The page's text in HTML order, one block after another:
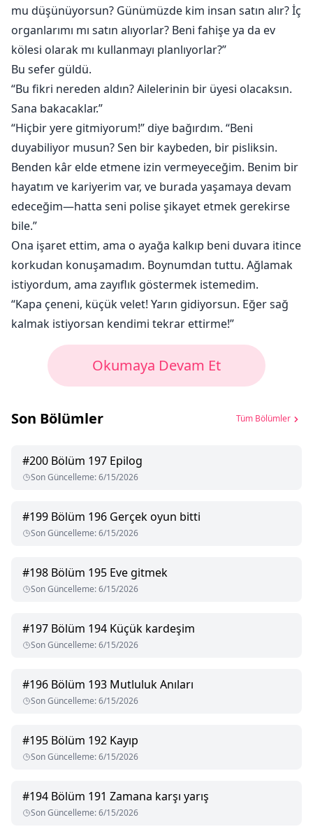
mu düşünüyorsun? Günümüzde kim insan satın alır? İç
organlarımı mı satın alıyorlar? Beni fahişe ya da ev
kölesi olarak mı kullanmayı planlıyorlar?”
Bu sefer güldü.
“Bu fikri nereden aldın? Ailelerinin bir üyesi olacaksın.
Sana bakacaklar.”
“Hiçbir yere gitmiyorum!” diye bağırdım. “Beni
duyabiliyor musun? Sen bir kaybeden, bir pisliksin.
Benden kâr elde etmene izin vermeyeceğim. Benim bir
hayatım ve kariyerim var, ve burada yaşamaya devam
edeceğim—hatta seni polise şikayet etmek gerekirse
bile.”
Ona işaret ettim, ama o ayağa kalkıp beni duvara itince
korkudan konuşamadım. Boynumdan tuttu. Ağlamak
istiyordum, ama zayıflık göstermek istemedim.
“Kapa çeneni, küçük velet! Yarın gidiyorsun. Eğer sağ
kalmak istiyorsan kendimi tekrar ettirme!”
Okumaya Devam Et
Son Bölümler Tüm Bölümler
#200 Bölüm 197 Epilog
Son Güncelleme:6/15/2026
#199 Bölüm 196 Gerçek oyun bitti
Son Güncelleme:6/15/2026
#198 Bölüm 195 Eve gitmek
Son Güncelleme:6/15/2026
#197 Bölüm 194 Küçük kardeşim
Son Güncelleme:6/15/2026
#196 Bölüm 193 Mutluluk Anıları
Son Güncelleme:6/15/2026
#195 Bölüm 192 Kayıp
Son Güncelleme:6/15/2026
#194 Bölüm 191 Zamana karşı yarış
Son Güncelleme:6/15/2026